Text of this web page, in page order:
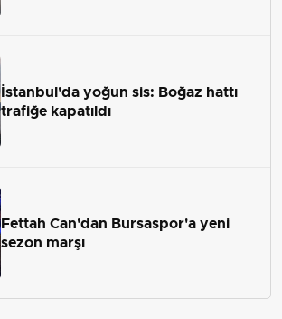
İstanbul'da yoğun sis: Boğaz hattı
trafiğe kapatıldı
Fettah Can'dan Bursaspor'a yeni
sezon marşı